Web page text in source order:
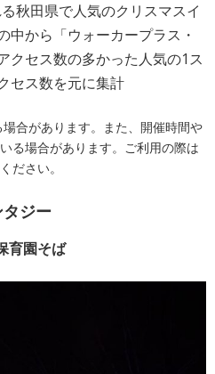
秋田県で人気のクリスマスイ
中から「ウォーカープラス・
クセス数の多かった人気の1ス
セス数を元に集計
合があります。また、開催時間や
る場合があります。ご利用の際は
ださい。
ジー
育園そば